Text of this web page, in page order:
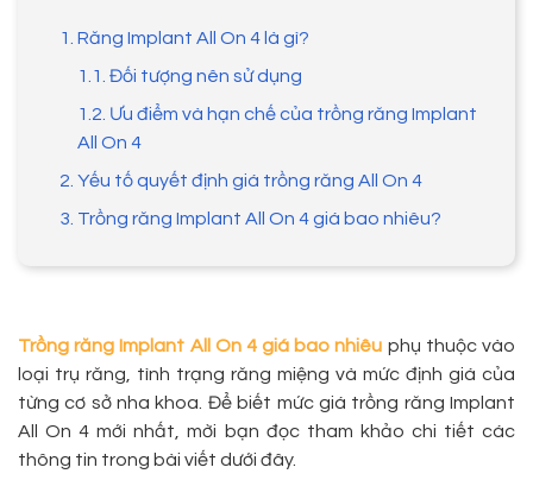
1. Răng Implant All On 4 là gì?
1.1. Đối tượng nên sử dụng
1.2. Ưu điểm và hạn chế của trồng răng Implant
All On 4
2. Yếu tố quyết định giá trồng răng All On 4
3. Trồng răng Implant All On 4 giá bao nhiêu?
Trồng răng Implant All On 4 giá bao nhiêu phụ thuộc vào
loại trụ răng, tình trạng răng miệng và mức định giá của
từng cơ sở nha khoa. Để biết mức giá trồng răng Implant
All On 4 mới nhất, mời bạn đọc tham khảo chi tiết các
thông tin trong bài viết dưới đây.